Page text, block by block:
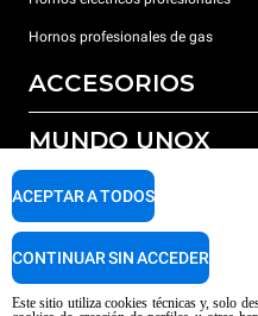
Hornos profesionales de gas
ACCESORIOS
Todos los accesorios
Detergentes para lavado automático
Detergentes para lavado manual
Tratamiento de agua con filtros de
MUNDO UNOX
Nuestras sedes en el mundo
SOPORTE
Garantía Unox
Este sitio utiliza cookies técnicas y, solo
ACEPTAR A TODOS
CONTINUAR SIN ACCEDER